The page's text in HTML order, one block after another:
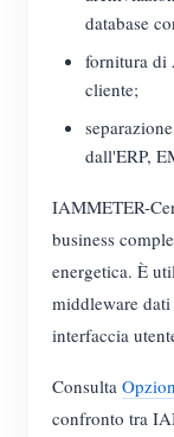
database
fornitura di
cliente;
dall'ERP,
IAMMETER-
business
energetica. È
middleware
interfaccia
Consulta
confronto tra